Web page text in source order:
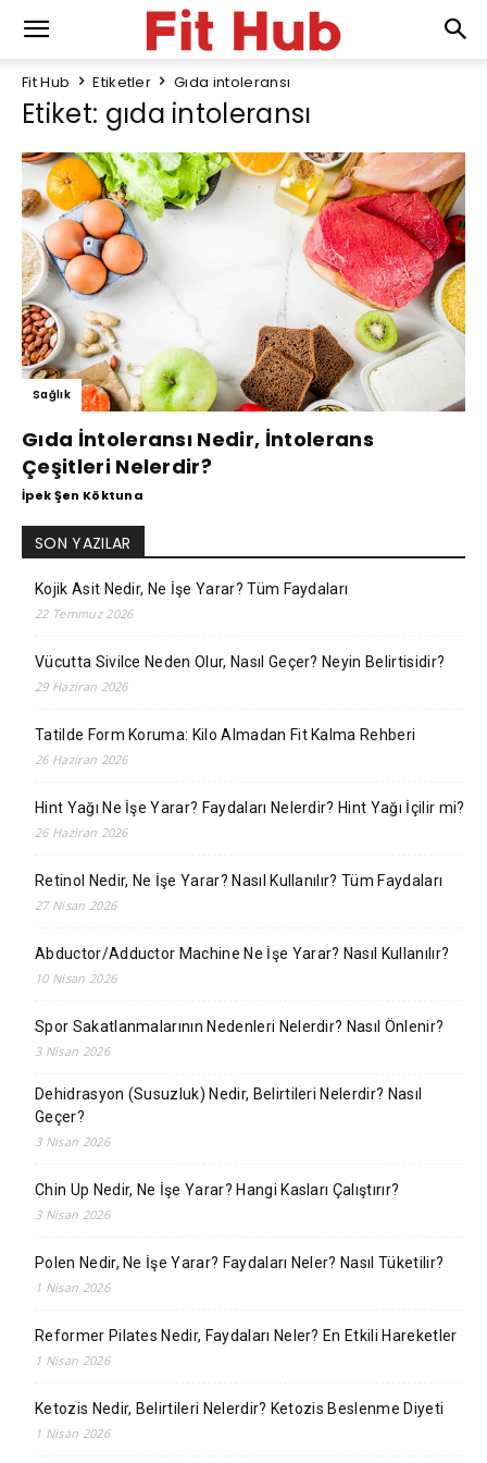
Fit Hub Etiketler Gıda intoleransı
Etiket: gıda intoleransı
Sağlık
Gıda İntoleransı Nedir, İntolerans
Çeşitleri Nelerdir?
İpek Şen Köktuna
SON YAZILAR
Kojik Asit Nedir, Ne İşe Yarar? Tüm Faydaları
22 Temmuz 2026
Vücutta Sivilce Neden Olur, Nasıl Geçer? Neyin Belirtisidir?
29 Haziran 2026
Tatilde Form Koruma: Kilo Almadan Fit Kalma Rehberi
26 Haziran 2026
Hint Yağı Ne İşe Yarar? Faydaları Nelerdir? Hint Yağı İçilir mi?
26 Haziran 2026
Retinol Nedir, Ne İşe Yarar? Nasıl Kullanılır? Tüm Faydaları
27 Nisan 2026
Abductor/Adductor Machine Ne İşe Yarar? Nasıl Kullanılır?
10 Nisan 2026
Spor Sakatlanmalarının Nedenleri Nelerdir? Nasıl Önlenir?
3 Nisan 2026
Dehidrasyon (Susuzluk) Nedir, Belirtileri Nelerdir? Nasıl
Geçer?
3 Nisan 2026
Chin Up Nedir, Ne İşe Yarar? Hangi Kasları Çalıştırır?
3 Nisan 2026
Polen Nedir, Ne İşe Yarar? Faydaları Neler? Nasıl Tüketilir?
1 Nisan 2026
Reformer Pilates Nedir, Faydaları Neler? En Etkili Hareketler
1 Nisan 2026
Ketozis Nedir, Belirtileri Nelerdir? Ketozis Beslenme Diyeti
1 Nisan 2026